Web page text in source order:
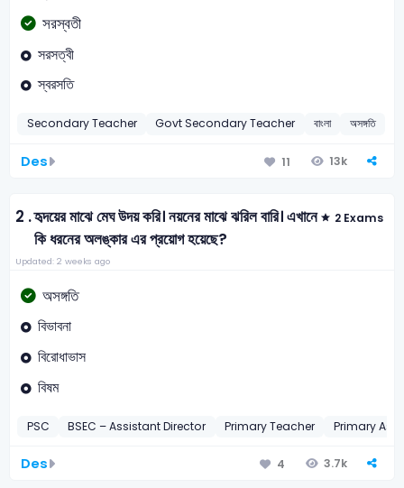
সরস্বতী
সরসত্বী
স্বরসতি
Secondary Teacher Govt Secondary Teacher বাংলা অসঙ্গতি
Des 11 13k
2 .হৃদয়ের মাঝে মেঘ উদয় করি। নয়নের মাঝে ঝরিল বারি। এখানে
কি ধরনের অলঙ্কার এর প্রয়োগ হয়েছে?
2 Exams
Updated: 2 weeks ago
অসঙ্গতি
বিভাবনা
বিরোধাভাস
বিষম
PSC BSEC – Assistant Director Primary Teacher Primary
Des 4 3.7k